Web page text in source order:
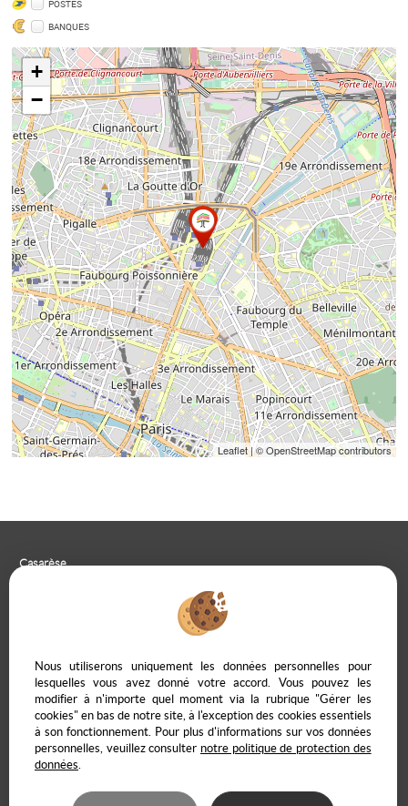
POSTES
BANQUES
+
−
Leaflet| © OpenStreetMap contributors
Casarèse
09 85 65 95 83
Mentions Légales Politique de protection des données
Gérer les cookies
Notre barème d'honoraires
Accès propriétaire en ligne
Nous utiliserons uniquement les données personnelles pour
lesquelles vous avez donné votre accord. Vous pouvez les
modifier à n'importe quel moment via la rubrique "Gérer les
cookies" en bas de notre site, à l'exception des cookies essentiels
à son fonctionnement. Pour plus d'informations sur vos données
personnelles, veuillez consulter notre politique de protection des
données.